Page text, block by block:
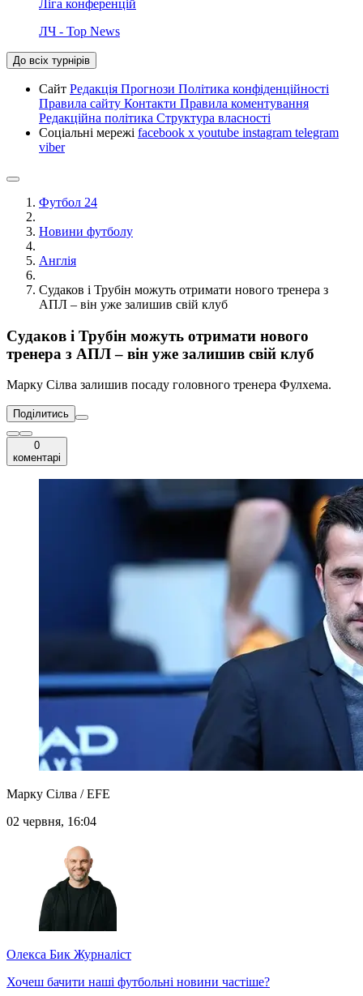
Ліга конференцій
ЛЧ - Top News
До всіх турнірів
Сайт Редакція Прогнози Політика конфіденційності
Правила сайту Контакти Правила коментування
Редакційна політика Структура власності
Соціальні мережі facebook x youtube instagram telegram
viber
Футбол 24
Новини футболу
Англія
Судаков і Трубін можуть отримати нового тренера з
АПЛ – він уже залишив свій клуб
Судаков і Трубін можуть отримати нового
тренера з АПЛ – він уже залишив свій клуб
Марку Сілва залишив посаду головного тренера Фулхема.
Поділитись
0
коментарі
Марку Сілва / EFE
02 червня, 16:04
Олекса Бик Журналіст
Хочеш бачити наші футбольні новини частіше?